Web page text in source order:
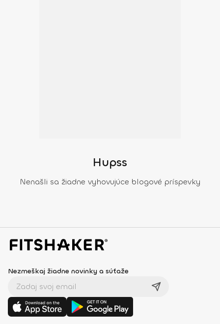
Hupss
Nenašli sa žiadne vyhovujúce blogové príspevky
Nezmeškaj žiadne novinky a súťaže